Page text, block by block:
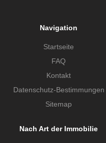
Navigation
Startseite
FAQ
Kontakt
Datenschutz-Bestimmungen
Sitemap
Nach Art der Immobilie